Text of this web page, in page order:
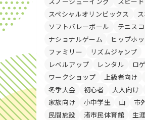
スペシャルオリンピックス
ソフトバレーボール
テニス
ナショナルゲーム
ヒップホ
ファミリー
リズムジャンプ
レベルアップ
レンタル
ロ
ワークショップ
上級者向け
冬季大会
初心者 大人向け
家族向け
小中学生 山 市
民間施設
渚市民体育館 生